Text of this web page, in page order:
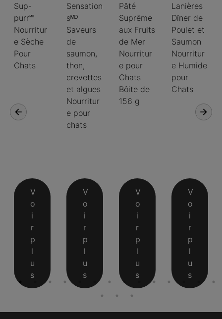
Sup-
purr🅪
Nourritur
e Sèche
Pour
Chats
V
o
i
r
p
l
u
s
Sensation
sᴹᴰ
Saveurs
de
saumon,
thon,
crevettes
et algues
Nourritur
e pour
chats
V
o
i
r
p
l
u
s
Pâté
Suprême
aux Fruits
de Mer
Nourritur
e pour
Chats
Bôite de
156 g
V
o
i
r
p
l
u
s
Lanières
Dîner de
Poulet et
Saumon
Nourritur
e Humide
pour
Chats
V
o
i
r
p
l
u
s